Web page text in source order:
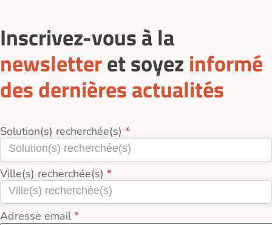
Inscrivez-vous à la
newsletteret soyez informé
des dernières actualités
Solution(s) recherchée(s)
Ville(s) recherchée(s)
Adresse email